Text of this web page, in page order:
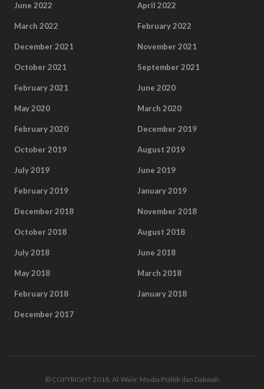
June 2022 April 2022
March 2022 February 2022
December 2021 November 2021
October 2021 September 2021
February 2021 June 2020
May 2020 March 2020
February 2020 December 2019
October 2019 August 2019
July 2019 June 2019
February 2019 January 2019
December 2018 November 2018
October 2018 August 2018
July 2018 June 2018
May 2018 March 2018
February 2018 January 2018
December 2017
© COPYRIGHT 2018. Al-Waie: Media Politik dan Dakwah